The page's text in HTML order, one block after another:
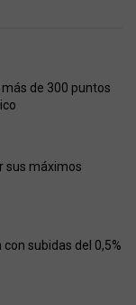
de 300 puntos
sus máximos
con subidas del 0,5%